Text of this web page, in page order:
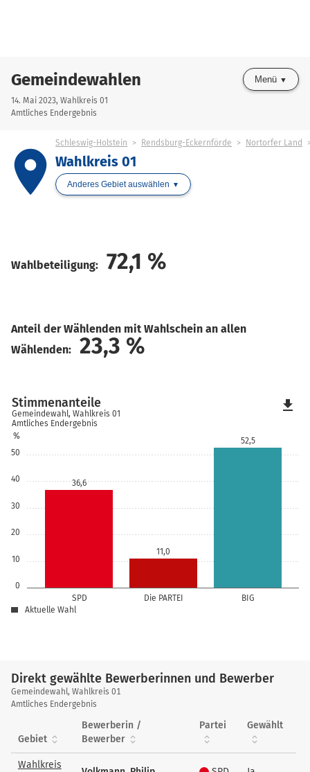
Gemeindewahlen
14. Mai 2023, Wahlkreis 01
Amtliches Endergebnis
Menü
place
Schleswig-Holstein Rendsburg-Eckernförde Nortorfer Land
Wahlkreis 01
Anderes Gebiet auswählen
Wahlbeteiligung: 72,1 %
Anteil der Wählenden mit Wahlschein an allen
Wählenden:
23,3 %
0
10
20
30
40
50
%
SPD Die PARTEI BIG
36,6
11,0
52,5
Stimmenanteile
Gemeindewahl, Wahlkreis 01
Amtliches Endergebnis
Aktuelle Wahl
file_download
Direkt gewählte Bewerberinnen und Bewerber
Direkt
gewählte
Bewerberinnen
und
Bewerber
Gemeindewahl, Wahlkreis 01
Amtliches Endergebnis
Gebiet
Bewerberin /
Bewerber
Partei Gewählt
Wahlkreis